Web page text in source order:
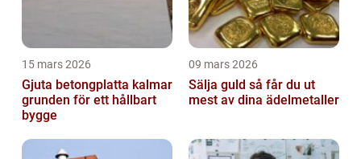
15 mars 2026
Gjuta betongplatta kalmar
grunden för ett hållbart
bygge
09 mars 2026
Sälja guld så får du ut
mest av dina ädelmetaller